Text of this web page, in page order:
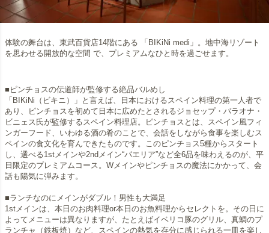
体験の舞台は、東武百貨店14階にある 「BIKiNi medi」。地中海リゾート
を思わせる開放的な空間 で、プレミアムなひと時を過ごせます。
■ピンチョスの伝道師が監修する絶品バルめし
「BIKiNi（ビキニ）」と言えば、日本におけるスペイン料理の第一人者で
あり、ピンチョスを初めて日本に広めたとされるジョセップ・バラオナ・
ビニェス氏が監修するスペイン料理店。ピンチョスとは、スペイン風フィ
ンガーフード、いわゆる酒の肴のことで、会話をしながら食事を楽しむス
ペインの食文化を育んできたものです。このピンチョス5種からスタート
し、選べる1stメインや2ndメイン“パエリア”など全6品を味わえるのが、平
日限定のプレミアムコース。Wメインやピンチョスの魔法にかかって、会
話も陽気に弾みます。
■ランチなのにメインがダブル！男性も大満足
1stメインは、本日のお肉料理or本日のお魚料理からセレクトを。その日に
よってメニューは異なりますが、たとえばイベリコ豚のグリル、真鯛のプ
ランチャ（鉄板焼）など、スペインの熱気を存分に感じられる一皿を楽し